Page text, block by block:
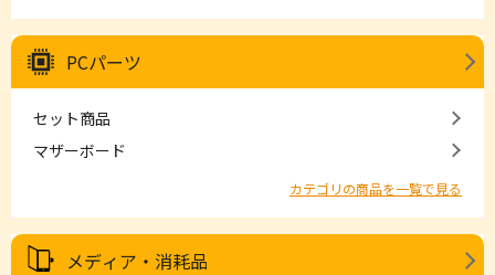
PCパーツ
セット商品
マザーボード
カテゴリの商品を一覧で見る
メディア・消耗品